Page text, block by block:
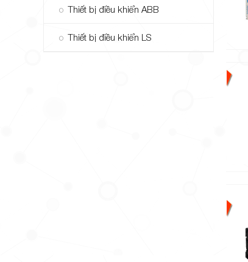
Thiết bị điều khiển ABB
Thiết bị điều khiển LS